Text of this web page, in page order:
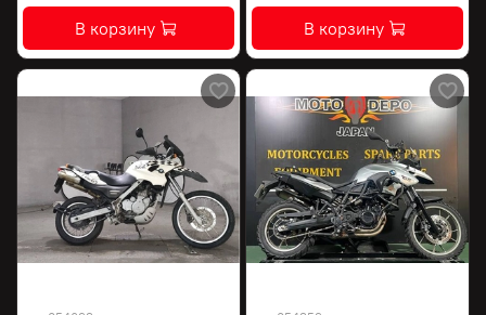
В корзину В корзину